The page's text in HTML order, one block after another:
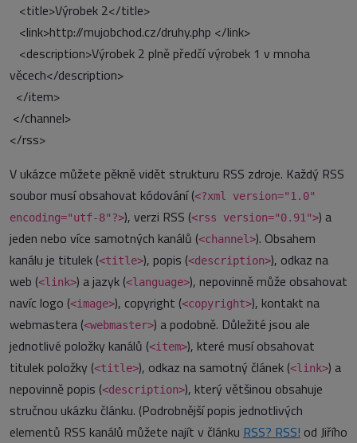
<title>Výrobek 2</title>
<link>http://mujobchod.cz/druhy.php </link>
<description>Výrobek 2 plně předčí výrobek 1 v mnoha
věcech</description>
</item>
</channel>
</rss>
V ukázce můžete pěkně vidět strukturu RSS zdroje. Každý RSS
soubor musí obsahovat kódování (<?xml version="1.0"
encoding="utf-8"?>), verzi RSS (<rss version="0.91">) a
jeden nebo více samotných kanálů (<channel>). Obsahem
kanálu je titulek (<title>), popis (<description>), odkaz na
web (<link>) a jazyk (<language>), nepovinně může obsahovat
navíc logo (<image>), copyright (<copyright>), kontakt na
webmastera (<webmaster>) a podobně. Důležité jsou ale
jednotlivé položky kanálů (<item>), které musí obsahovat
titulek položky (<title>), odkaz na samotný článek (<link>) a
nepovinně popis (<description>), který většinou obsahuje
stručnou ukázku článku. (Podrobnější popis jednotlivých
elementů RSS kanálů můžete najít v článku RSS? RSS! od Jiřího